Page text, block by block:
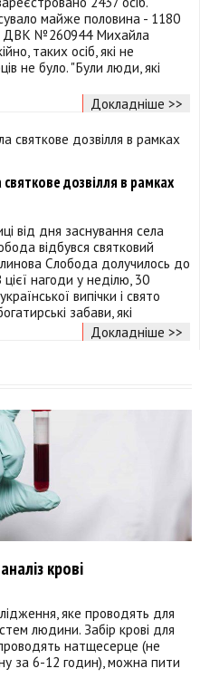
майже половина - 1180
ДВК №260944 Михайла
таких осіб, які не
не було. "Були люди, які
Докладніше >>
дозвілля в рамках
від дня заснування села
відбувся святковий
Слобода долучилось до
нагоди у неділю, 30
випічки і свято
забави, які
Докладніше >>
крові
яке проводять для
людини. Забір крові для
проводять натщесерце (не
за 6-12 годин), можна пити